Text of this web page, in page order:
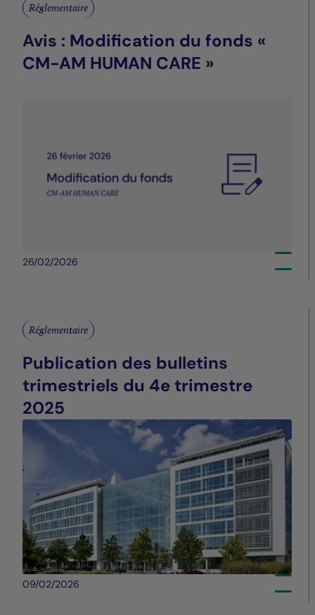
Réglementaire
Avis : Modification du fonds «
CM-AM HUMAN CARE »
26/02/2026
Réglementaire
Publication des bulletins
trimestriels du 4e trimestre
2025
09/02/2026